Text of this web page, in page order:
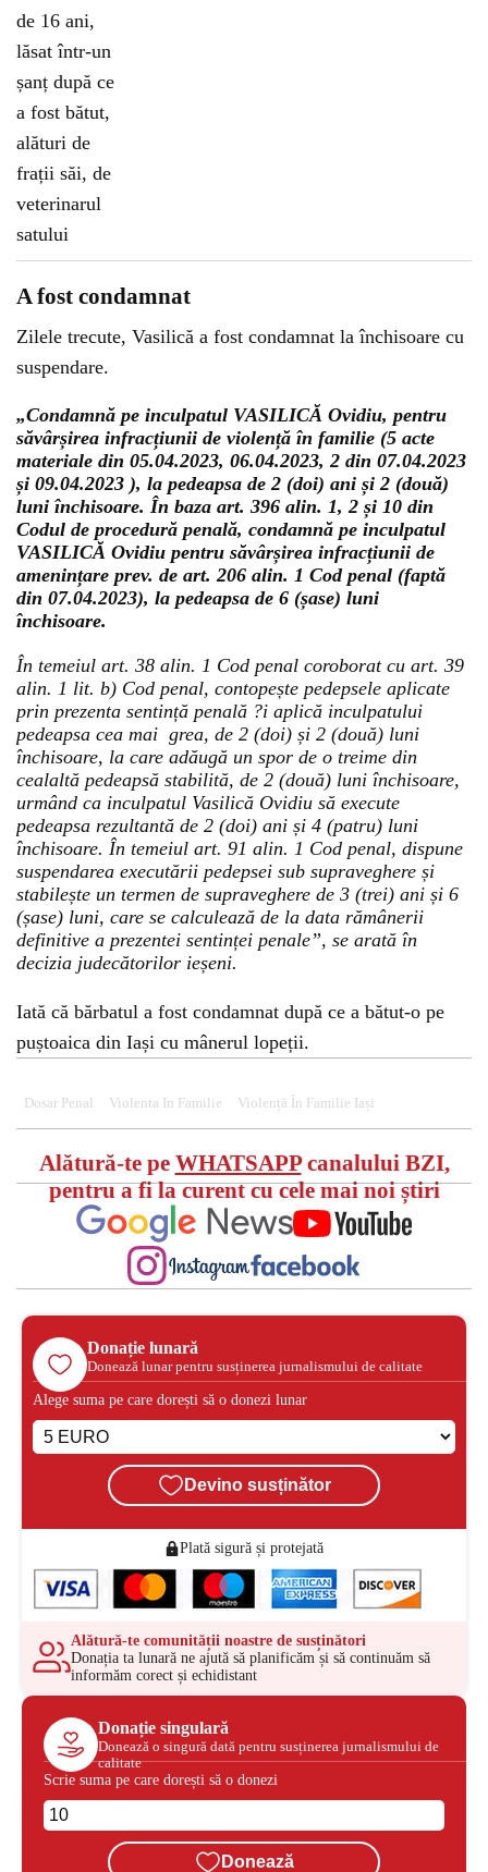
A fost condamnat
Zilele trecute, Vasilică a fost condamnat la închisoare cu
suspendare.
„Condamnă pe inculpatul VASILICĂ Ovidiu, pentru
săvârșirea infracțiunii de violență în familie (5 acte
materiale din 05.04.2023, 06.04.2023, 2 din 07.04.2023
și 09.04.2023 ), la pedeapsa de 2 (doi) ani și 2 (două)
luni închisoare. În baza art. 396 alin. 1, 2 și 10 din
Codul de procedură penală, condamnă pe inculpatul
VASILICĂ Ovidiu pentru săvârșirea infracțiunii de
amenințare prev. de art. 206 alin. 1 Cod penal (faptă
din 07.04.2023), la pedeapsa de 6 (șase) luni
închisoare.
În temeiul art. 38 alin. 1 Cod penal coroborat cu art. 39
alin. 1 lit. b) Cod penal, contopește pedepsele aplicate
prin prezenta sentință penală ?i aplică inculpatului
pedeapsa cea mai grea, de 2 (doi) și 2 (două) luni
închisoare, la care adăugă un spor de o treime din
cealaltă pedeapsă stabilită, de 2 (două) luni închisoare,
urmând ca inculpatul Vasilică Ovidiu să execute
pedeapsa rezultantă de 2 (doi) ani și 4 (patru) luni
închisoare. În temeiul art. 91 alin. 1 Cod penal, dispune
suspendarea executării pedepsei sub supraveghere și
stabilește un termen de supraveghere de 3 (trei) ani și 6
(șase) luni, care se calculează de la data rămânerii
definitive a prezentei sentinței penale”, se arată în
decizia judecătorilor ieșeni.
Iată că bărbatul a fost condamnat după ce a bătut-o pe
puștoaica din Iași cu mânerul lopeții.
Dosar Penal Violenta In Familie Violență În Familie Iași
Alătură-te pe WHATSAPPcanalului BZI,
pentru a fi la curent cu cele mai noi știri
Donație lunară
Donează lunar pentru susținerea jurnalismului de calitate
Alege suma pe care dorești să o donezi lunar
Devino susținător
Plată sigură și protejată
Alătură-te comunității noastre de susținători
Donația ta lunară ne ajută să planificăm și să continuăm să
informăm corect și echidistant
Donație singulară
Donează o singură dată pentru susținerea jurnalismului de
calitate
Scrie suma pe care dorești să o donezi
Donează